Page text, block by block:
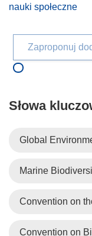
nauki społeczne
Zaproponuj
Słowa
Global
Marine
Convention on
Convention on